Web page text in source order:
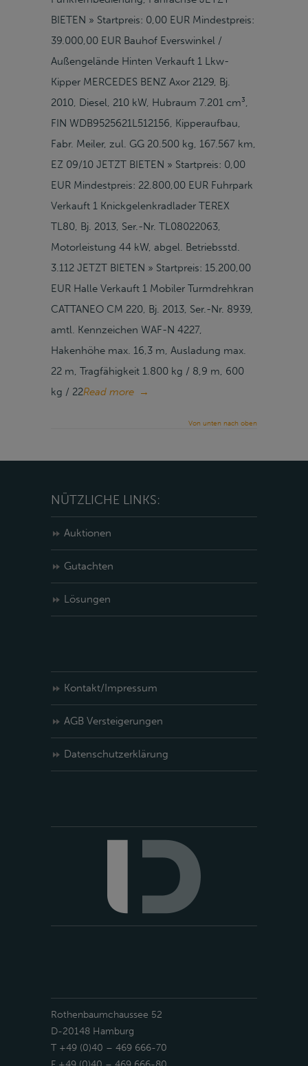
BIETEN » Startpreis: 0,00 EUR Mindestpreis:
39.000,00 EUR Bauhof Everswinkel /
Außengelände Hinten Verkauft 1 Lkw-
Kipper MERCEDES BENZ Axor 2129, Bj.
2010, Diesel, 210 kW, Hubraum 7.201 cm³,
FIN WDB9525621L512156, Kipperaufbau,
Fabr. Meiler, zul. GG 20.500 kg, 167.567 km,
EZ 09/10 JETZT BIETEN » Startpreis: 0,00
EUR Mindestpreis: 22.800,00 EUR Fuhrpark
Verkauft 1 Knickgelenkradlader TEREX
TL80, Bj. 2013, Ser.-Nr. TL08022063,
Motorleistung 44 kW, abgel. Betriebsstd.
3.112 JETZT BIETEN » Startpreis: 15.200,00
EUR Halle Verkauft 1 Mobiler Turmdrehkran
CATTANEO CM 220, Bj. 2013, Ser.-Nr. 8939,
amtl. Kennzeichen WAF-N 4227,
Hakenhöhe max. 16,3 m, Ausladung max.
22 m, Tragfähigkeit 1.800 kg / 8,9 m, 600
kg / 22Read more →
Von unten nach oben
NÜTZLICHE LINKS:
Auktionen
Gutachten
Lösungen
Kontakt/Impressum
AGB Versteigerungen
Datenschutzerklärung
Rothenbaumchaussee 52
D-20148 Hamburg
T +49 (0)40 – 469 666-70